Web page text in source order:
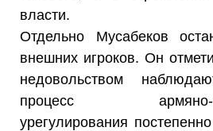
власти.
Отдельно Мусабеков
внешних игроков. Он
недовольством
процесс армяно-
урегулирования